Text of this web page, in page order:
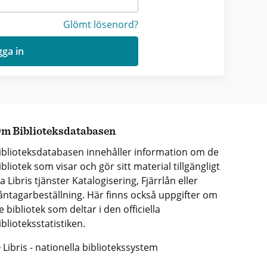
Glömt lösenord?
in
Biblioteksdatabasen
innehåller information om de
som visar och gör sitt material tillgängligt
Libris tjänster Katalogisering, Fjärrlån eller
Här finns också uppgifter om
bibliotek som deltar i den officiella
- nationella bibliotekssystem